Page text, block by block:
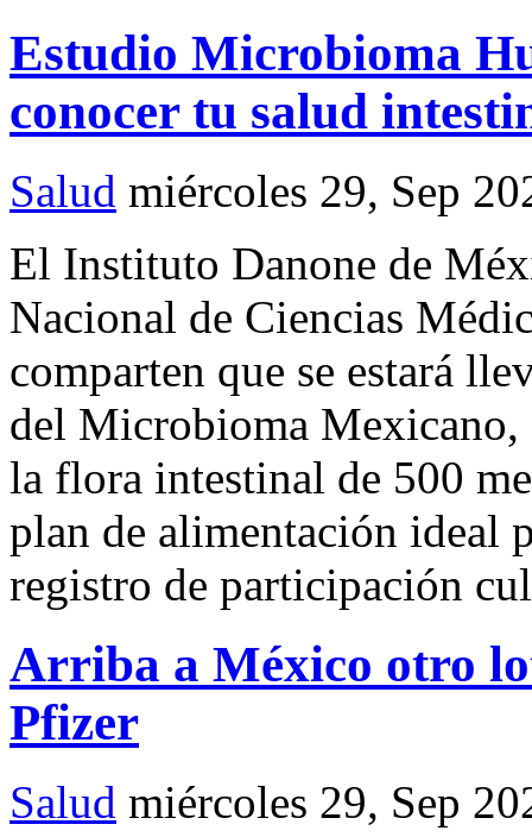
Estudio Microbioma
conocer tu salud
Salud miércoles 29, Sep
El Instituto Danone de
Nacional de Ciencias
comparten que se estará
del Microbioma Mexicano,
la flora intestinal de 500
plan de alimentación ideal
registro de participación
Arriba a México otro
Pfizer
Salud miércoles 29, Sep